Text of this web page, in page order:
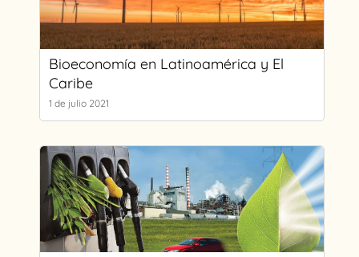
Bioeconomía en Latinoamérica y El
Caribe
1 de julio 2021